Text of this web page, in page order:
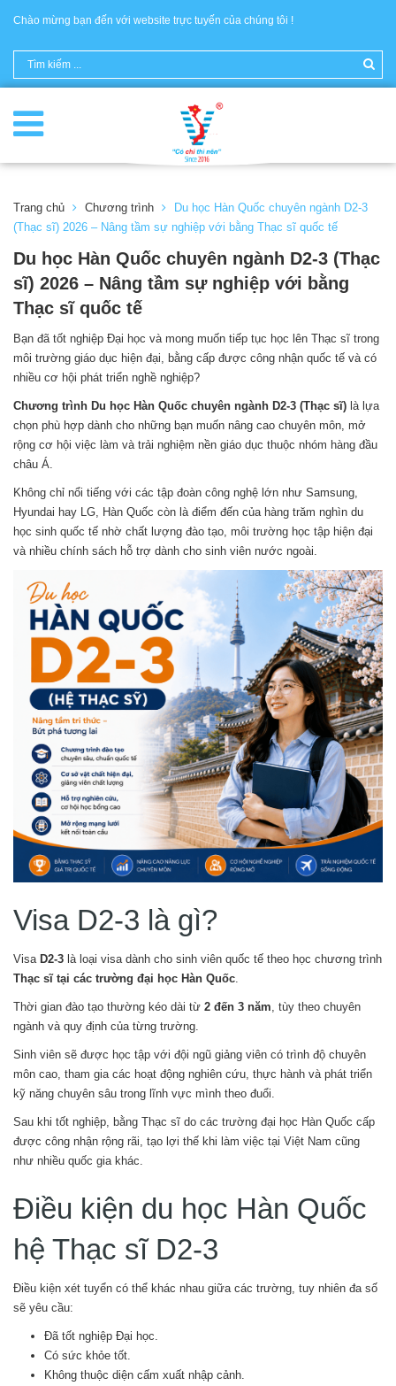
Chào mừng bạn đến với website trực tuyến của chúng tôi !
Trang chủ Chương trình
Du học Hàn Quốc chuyên ngành D2-3
(Thạc sĩ) 2026 – Nâng tầm sự nghiệp với bằng Thạc sĩ quốc tế
Du học Hàn Quốc chuyên ngành D2-3 (Thạc
sĩ) 2026 – Nâng tầm sự nghiệp với bằng
Thạc sĩ quốc tế
Bạn đã tốt nghiệp Đại học và mong muốn tiếp tục học lên Thạc sĩ trong
môi trường giáo dục hiện đại, bằng cấp được công nhận quốc tế và có
nhiều cơ hội phát triển nghề nghiệp?
Chương trình Du học Hàn Quốc chuyên ngành D2-3 (Thạc sĩ) là lựa
chọn phù hợp dành cho những bạn muốn nâng cao chuyên môn, mở
rộng cơ hội việc làm và trải nghiệm nền giáo dục thuộc nhóm hàng đầu
châu Á.
Không chỉ nổi tiếng với các tập đoàn công nghệ lớn như Samsung,
Hyundai hay LG, Hàn Quốc còn là điểm đến của hàng trăm nghìn du
học sinh quốc tế nhờ chất lượng đào tạo, môi trường học tập hiện đại
và nhiều chính sách hỗ trợ dành cho sinh viên nước ngoài.
Visa D2-3 là gì?
Visa D2-3 là loại visa dành cho sinh viên quốc tế theo học chương trình
Thạc sĩ tại các trường đại học Hàn Quốc
Thời gian đào tạo thường kéo dài từ 2 đến 3 năm , tùy theo chuyên
ngành và quy định của từng trường.
Sinh viên sẽ được học tập với đội ngũ giảng viên có trình độ chuyên
môn cao, tham gia các hoạt động nghiên cứu, thực hành và phát triển
kỹ năng chuyên sâu trong lĩnh vực mình theo đuổi.
Sau khi tốt nghiệp, bằng Thạc sĩ do các trường đại học Hàn Quốc cấp
được công nhận rộng rãi, tạo lợi thế khi làm việc tại Việt Nam cũng
như nhiều quốc gia khác.
Điều kiện du học Hàn Quốc
hệ Thạc sĩ D2-3
Điều kiện xét tuyển có thể khác nhau giữa các trường, tuy nhiên đa số
sẽ yêu cầu:
Đã tốt nghiệp Đại học.
Có sức khỏe tốt.
Không thuộc diện cấm xuất nhập cảnh.